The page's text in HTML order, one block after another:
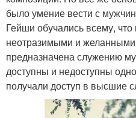
было умение вести с
Гейши обучались всему, что
неотразимыми и
предназначена служению
доступны и недоступны
получали доступ в высшие